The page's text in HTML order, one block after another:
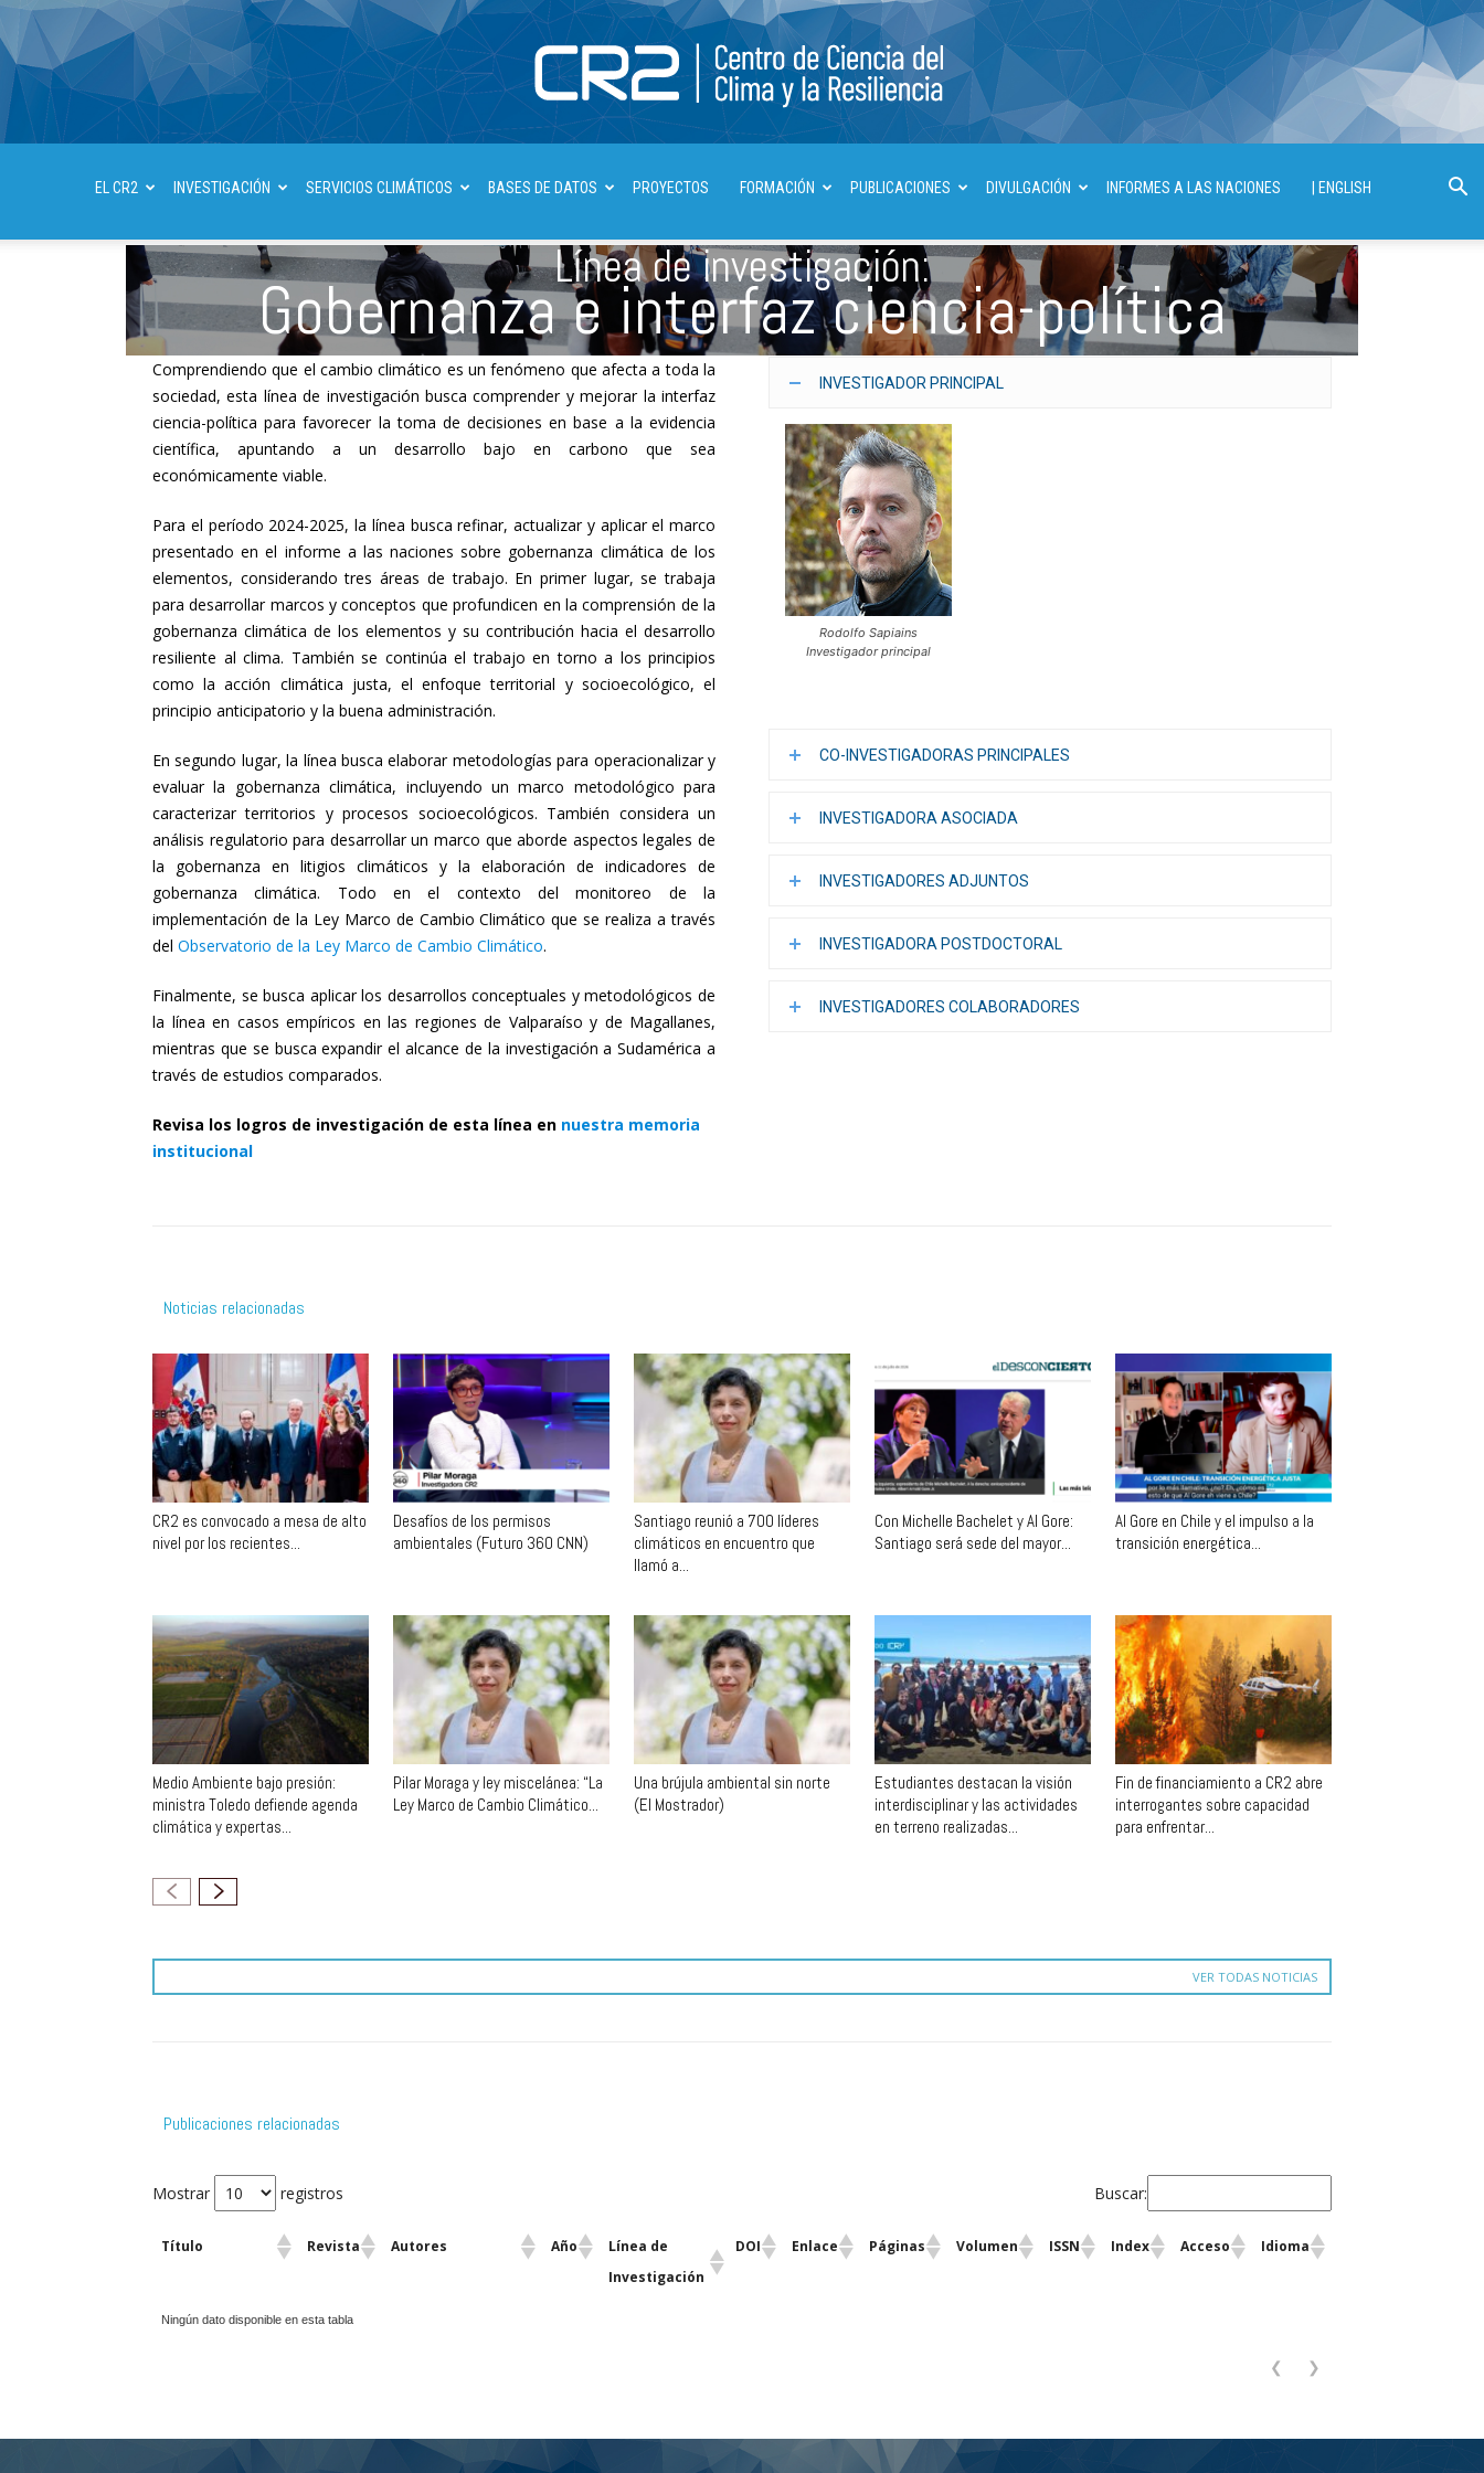
Centro
de
Ciencia
CR2
EL CR2 INVESTIGACIÓN SERVICIOS CLIMÁTICOS BASES DE DATOS PROYECTOS FORMACIÓN PUBLICACIONES DIVULGACIÓN INFORMES A LAS NACIONES | ENGLISH
Línea de investigación:
Gobernanza e interfaz ciencia-política
Comprendiendo que el cambio climático es un fenómeno que afecta a toda la
sociedad, esta línea de investigación busca comprender y mejorar la interfaz
ciencia-política para favorecer la toma de decisiones en base a la evidencia
científica, apuntando a un desarrollo bajo en carbono que sea
económicamente viable.
Para el período 2024-2025, la línea busca refinar, actualizar y aplicar el marco
presentado en el informe a las naciones sobre gobernanza climática de los
elementos, considerando tres áreas de trabajo. En primer lugar, se trabaja
para desarrollar marcos y conceptos que profundicen en la comprensión de la
gobernanza climática de los elementos y su contribución hacia el desarrollo
resiliente al clima. También se continúa el trabajo en torno a los principios
como la acción climática justa, el enfoque territorial y socioecológico, el
principio anticipatorio y la buena administración.
En segundo lugar, la línea busca elaborar metodologías para operacionalizar y
evaluar la gobernanza climática, incluyendo un marco metodológico para
caracterizar territorios y procesos socioecológicos. También considera un
análisis regulatorio para desarrollar un marco que aborde aspectos legales de
la gobernanza en litigios climáticos y la elaboración de indicadores de
gobernanza climática. Todo en el contexto del monitoreo de la
implementación de la Ley Marco de Cambio Climático que se realiza a través
del Observatorio de la Ley Marco de Cambio Climático.
Finalmente, se busca aplicar los desarrollos conceptuales y metodológicos de
la línea en casos empíricos en las regiones de Valparaíso y de Magallanes,
mientras que se busca expandir el alcance de la investigación a Sudamérica a
través de estudios comparados.
Revisa los logros de investigación de esta línea en nuestra memoria
institucional
INVESTIGADOR PRINCIPAL
Rodolfo Sapiains
Investigador principal
CO-INVESTIGADORAS PRINCIPALES
INVESTIGADORA ASOCIADA
INVESTIGADORES ADJUNTOS
INVESTIGADORA POSTDOCTORAL
INVESTIGADORES COLABORADORES
Noticias relacionadas
CR2 es convocado a mesa de alto
nivel por los recientes...
Desafíos de los permisos
ambientales (Futuro 360 CNN)
Santiago reunió a 700 líderes
climáticos en encuentro que
llamó a...
Con Michelle Bachelet y Al Gore:
Santiago será sede del mayor...
Al Gore en Chile y el impulso a la
transición energética...
Medio Ambiente bajo presión:
ministra Toledo defiende agenda
climática y expertas...
Pilar Moraga y ley miscelánea: “La
Ley Marco de Cambio Climático...
Una brújula ambiental sin norte
(El Mostrador)
Estudiantes destacan la visión
interdisciplinar y las actividades
en terreno realizadas...
Fin de financiamiento a CR2 abre
interrogantes sobre capacidad
para enfrentar...
VER TODAS NOTICIAS
Publicaciones relacionadas
Mostrar registros Buscar:
Título Revista Autores Año
Línea de
Investigación
DOI Enlace Páginas Volumen ISSN Index Acceso Idioma
Ningún dato disponible en esta tabla
❮ ❯